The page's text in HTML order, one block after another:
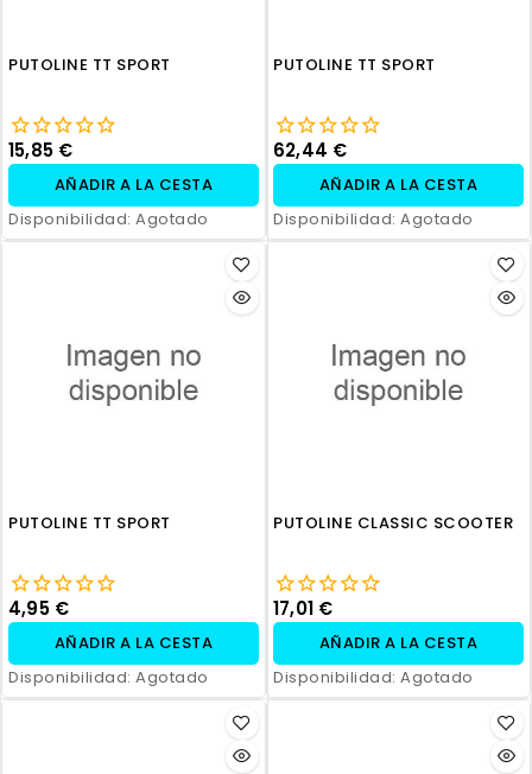
PUTOLINE TT SPORT
15,85 €
AÑADIR A LA CESTA
Disponibilidad: Agotado
PUTOLINE TT SPORT
62,44 €
AÑADIR A LA CESTA
Disponibilidad: Agotado
PUTOLINE TT SPORT
4,95 €
AÑADIR A LA CESTA
Disponibilidad: Agotado
PUTOLINE CLASSIC SCOOTER
17,01 €
AÑADIR A LA CESTA
Disponibilidad: Agotado